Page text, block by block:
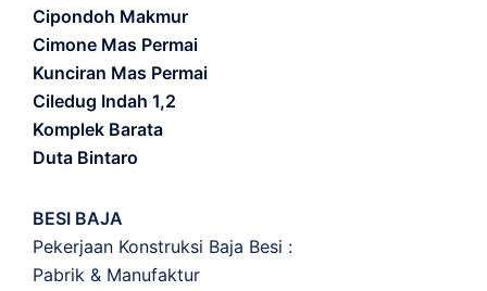
Cipondoh Makmur
Cimone Mas Permai
Kunciran Mas Permai
Ciledug Indah 1,2
Komplek Barata
Duta Bintaro
BESI BAJA
Pekerjaan Konstruksi Baja Besi :
Pabrik & Manufaktur